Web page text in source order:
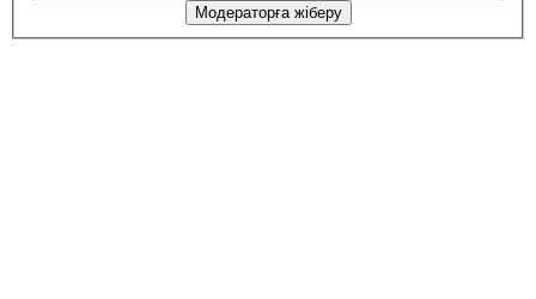
Модераторға жіберу